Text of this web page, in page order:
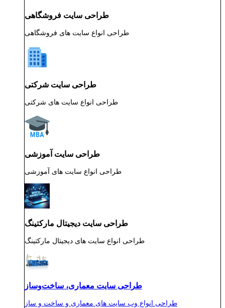
طراحی سایت فروشگاهی
طراحی انواع سایت های فروشگاهی
طراحی سایت شرکتی
طراحی انواع سایت های شرکتی
طراحی سایت آموزشی
طراحی انواع سایت های آموزشی
طراحی سایت دیجیتال مارکتینگ
طراحی انواع سایت های دیجیتال مارکتینگ
طراحی سایت معماری، ساخت‌وساز
طراحی انواع وب سایت های معماری و ساخت و ساز